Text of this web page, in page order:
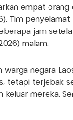
empat orang
Tim penyelamat
jam
malam.
negara
tetapi terjebak
keluar mereka.